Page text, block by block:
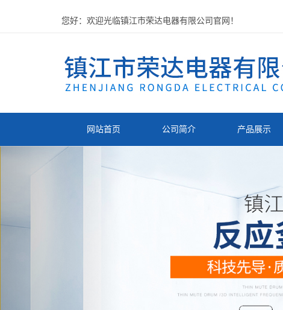
您好：欢迎光临镇江市荣达电器有限公司官网！
网站首页 公司简介 产品展示